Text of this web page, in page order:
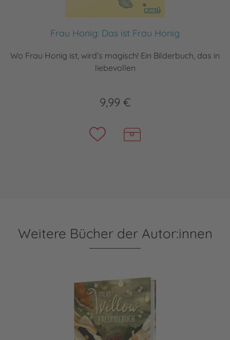
Frau Honig: Das ist Frau Honig
Wo Frau Honig ist, wird’s magisch! Ein Bilderbuch, das in
liebevollen
9,99 €
Weitere Bücher der Autor:innen